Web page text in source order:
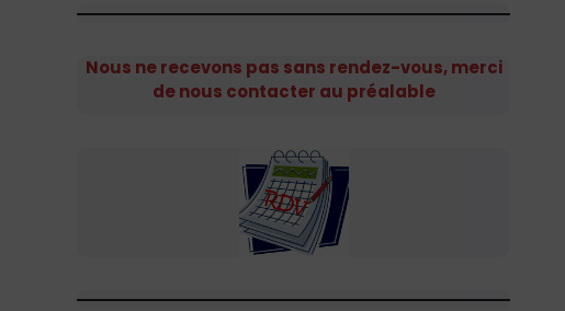
Nous ne recevons pas sans rendez-vous, merci
de nous contacter au préalable